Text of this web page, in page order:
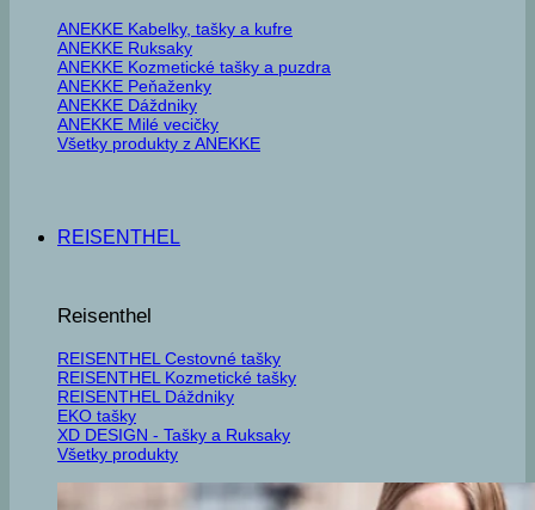
ANEKKE Kabelky, tašky a kufre
ANEKKE Ruksaky
ANEKKE Kozmetické tašky a puzdra
ANEKKE Peňaženky
ANEKKE Dáždniky
ANEKKE Milé vecičky
Všetky produkty z ANEKKE
REISENTHEL
Reisenthel
REISENTHEL Cestovné tašky
REISENTHEL Kozmetické tašky
REISENTHEL Dáždniky
EKO tašky
XD DESIGN - Tašky a Ruksaky
Všetky produkty